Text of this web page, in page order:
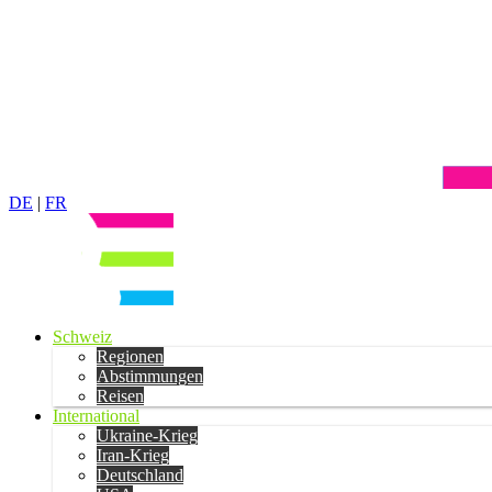
DE | FR
Schweiz
Regionen
Abstimmungen
Reisen
International
Ukraine-Krieg
Iran-Krieg
Deutschland